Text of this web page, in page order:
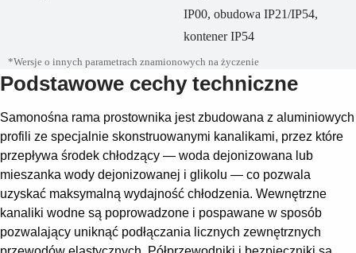
Suggestions
Products
See more products
IP00, obudowa IP21/IP54,
kontener IP54
*Wersje o innych parametrach znamionowych na życzenie
Podstawowe cechy techniczne
Samonośna rama prostownika jest zbudowana z aluminiowych
profili ze specjalnie skonstruowanymi kanalikami, przez które
przepływa środek chłodzący — woda dejonizowana lub
mieszanka wody dejonizowanej i glikolu — co pozwala
uzyskać maksymalną wydajność chłodzenia. Wewnętrzne
kanaliki wodne są poprowadzone i pospawane w sposób
pozwalający uniknąć podłączania licznych zewnętrznych